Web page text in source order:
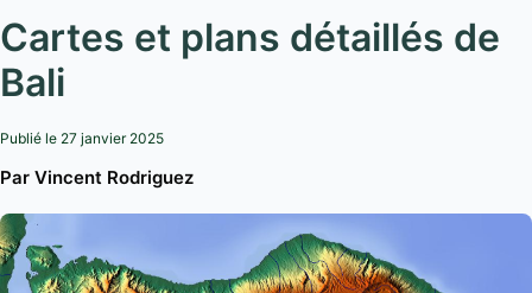
Cartes et plans détaillés de
Bali
Publié le 27 janvier 2025
Par Vincent Rodriguez